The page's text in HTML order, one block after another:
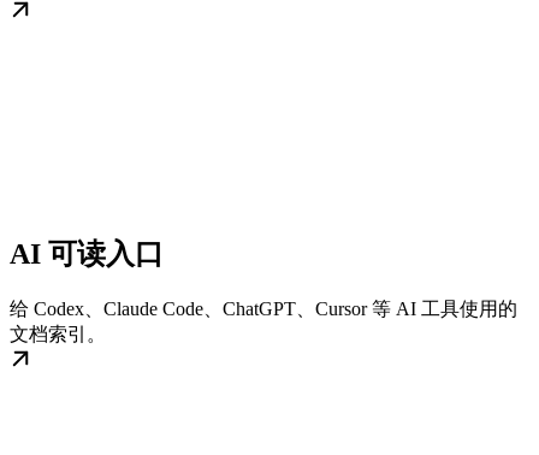
AI 可读入口
给 Codex、Claude Code、ChatGPT、Cursor 等 AI 工具使用的
文档索引。